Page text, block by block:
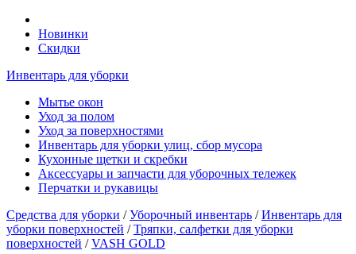
Новинки
Скидки
Инвентарь для уборки
Мытье окон
Уход за полом
Уход за поверхностями
Инвентарь для уборки улиц, сбор мусора
Кухонные щетки и скребки
Аксессуары и запчасти для уборочных тележек
Перчатки и рукавицы
Средства для уборки /Уборочный инвентарь /Инвентарь для
уборки поверхностей /Тряпки, салфетки для уборки
поверхностей /VASH GOLD